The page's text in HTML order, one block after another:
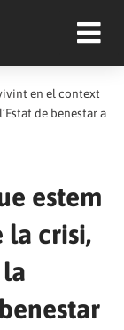
en el context
de benestar a
estem
la crisi,